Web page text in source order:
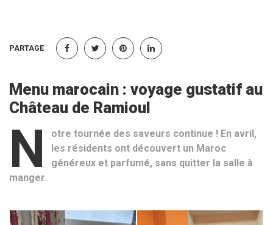
PARTAGE
Menu marocain : voyage gustatif au
Château de Ramioul
N
otre tournée des saveurs continue ! En avril,
les résidents ont découvert un Maroc
généreux et parfumé, sans quitter la salle à
manger.